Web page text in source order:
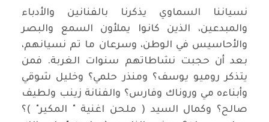
نسياننا السماوي يذكرنا بالفنانين والأدباء
والمبدعين، الذين كانوا يملأون السمع والبصر
والأحاسيس في الوطن، وسرعان ما تم نسيانهم،
بعد أن حجبت نشاطاتهم سنوات الغربة. فمن
يتذكر روميو يوسف؟ ومنذر حلمي؟ وخليل شوقي
وأبناءه مي وروناك وفارس؟ والفنانة زينب ولطيف
صالح؟ وكمال السيد ( ملحن اغنية " المكير" )؟